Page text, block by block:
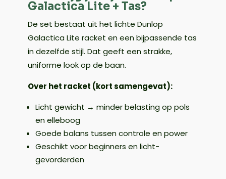
Galactica Lite + Tas?
De set bestaat uit het lichte Dunlop
Galactica Lite racket en een bijpassende tas
in dezelfde stijl. Dat geeft een strakke,
uniforme look op de baan.
Over het racket (kort samengevat):
Licht gewicht → minder belasting op pols
en elleboog
Goede balans tussen controle en power
Geschikt voor beginners en licht-
gevorderden